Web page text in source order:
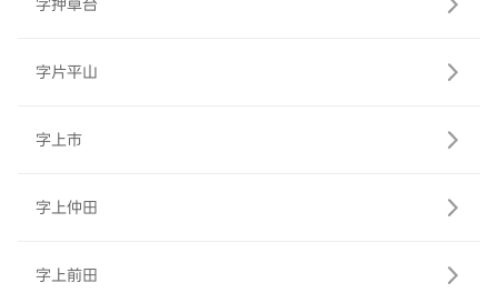
字片平山
字上市
字上仲田
字上前田